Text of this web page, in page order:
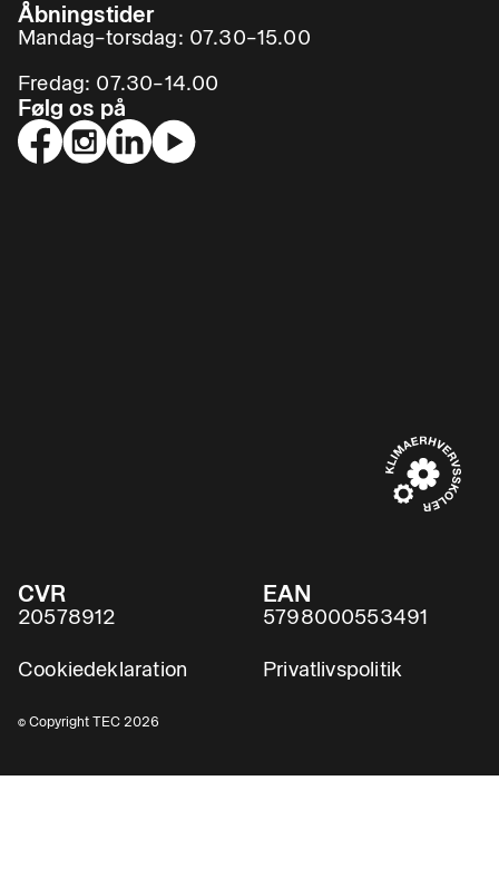
Åbningstider
Mandag–torsdag: 07.30–15.00
Fredag: 07.30–14.00
Følg os på
CVR
20578912
EAN
5798000553491
Cookiedeklaration Privatlivspolitik
© Copyright TEC 2026